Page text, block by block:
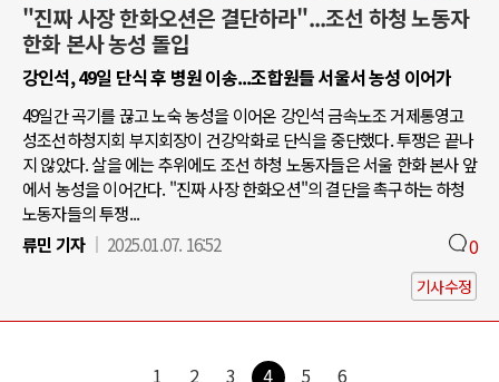
"진짜 사장 한화오션은 결단하라"...조선 하청 노동자
한화 본사 농성 돌입
강인석, 49일 단식 후 병원 이송...조합원들 서울서 농성 이어가
49일간 곡기를 끊고 노숙 농성을 이어온 강인석 금속노조 거제통영고
성조선하청지회 부지회장이 건강악화로 단식을 중단했다. 투쟁은 끝나
지 않았다. 살을 에는 추위에도 조선 하청 노동자들은 서울 한화 본사 앞
에서 농성을 이어간다. "진짜 사장 한화오션"의 결단을 촉구하는 하청
노동자들의 투쟁...
류민 기자
2025.01.07. 16:52 0
기사수정
1 2 3 4 5 6